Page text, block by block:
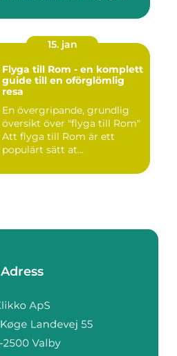
15. jan
Flyga till Rom - en komplett
guide till en oförglömlig
resa
En övergripande, grundlig
översikt över "flyga till Rom"
Att flyga till Rom är ett
populärt sätt at...
Adress